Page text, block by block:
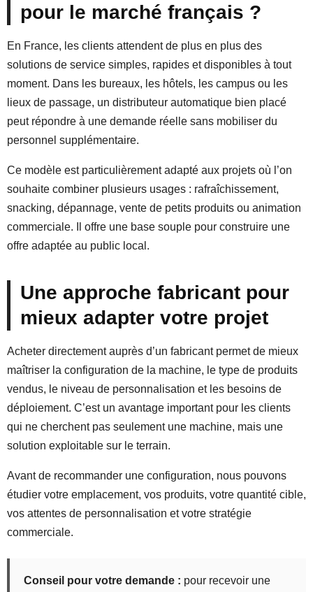
pour le marché français ?
En France, les clients attendent de plus en plus des
solutions de service simples, rapides et disponibles à tout
moment. Dans les bureaux, les hôtels, les campus ou les
lieux de passage, un distributeur automatique bien placé
peut répondre à une demande réelle sans mobiliser du
personnel supplémentaire.
Ce modèle est particulièrement adapté aux projets où l’on
souhaite combiner plusieurs usages : rafraîchissement,
snacking, dépannage, vente de petits produits ou animation
commerciale. Il offre une base souple pour construire une
offre adaptée au public local.
Une approche fabricant pour
mieux adapter votre projet
Acheter directement auprès d’un fabricant permet de mieux
maîtriser la configuration de la machine, le type de produits
vendus, le niveau de personnalisation et les besoins de
déploiement. C’est un avantage important pour les clients
qui ne cherchent pas seulement une machine, mais une
solution exploitable sur le terrain.
Avant de recommander une configuration, nous pouvons
étudier votre emplacement, vos produits, votre quantité cible,
vos attentes de personnalisation et votre stratégie
commerciale.
Conseil pour votre demande : pour recevoir une